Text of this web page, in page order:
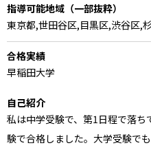
指導可能地域（一部抜粋）
東京都,世田谷区,目黒区,渋谷区,
合格実績
早稲田大学
自己紹介
私は中学受験で、第1日程で落
験で合格しました。大学受験で